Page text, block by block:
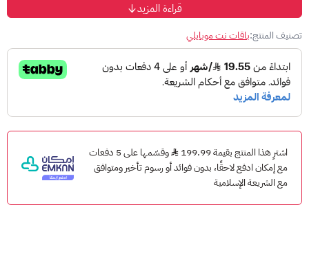
طريقة شحن بطاقة بيانات موبايلي:
افتح لوحة الاتصال في الجوال.
اكتب الكود التالي: *1400*رقم بطاقة الشحن#
اضغط اتصال.
انتظر رسالة تأكيد الشحن من موبايلي.
لشرح طريقة الشحن بالتفصيل:
اقرأ المقالة:دليل بطاقات بيانات موبايلي وطريقة الشحن
قراءة المزيد
تصنيف المنتج:باقات نت موبايلي
اشترِ هذا المنتج بقيمة 199.99
وقسّمها على 5 دفعات
مع إمكان ادفع لاحقًا، بدون فوائد أو رسوم تأخير ومتوافق
مع الشريعة الإسلامية